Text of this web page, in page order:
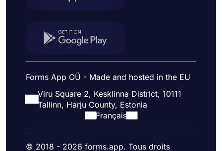
Forms App OÜ - Made and hosted in the EU
Viru Square 2, Kesklinna District, 10111
Tallinn, Harju County, Estonia
Français
© 2018 - 2026 forms.app. Tous droits